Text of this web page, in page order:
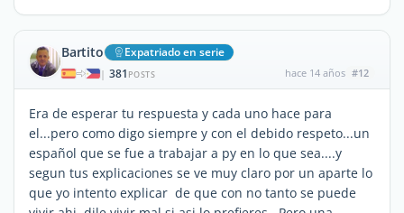
Bartito Expatriado en serie
| 381 POSTS hace 14 años #12
Era de esperar tu respuesta y cada uno hace para
el...pero como digo siempre y con el debido respeto...un
español que se fue a trabajar a py en lo que sea....y
segun tus explicaciones se ve muy claro por un aparte lo
que yo intento explicar de que con no tanto se puede